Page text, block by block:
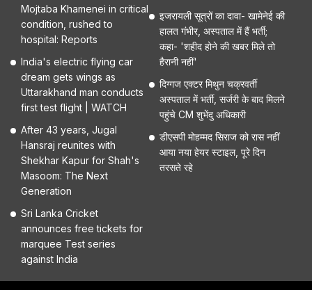
Mojtaba Khamenei in critical
condition, rushed to
hospital: Reports
India's electric flying car
dream gets wings as
Uttarakhand man conducts
first test flight | WATCH
After 43 years, Jugal
Hansraj reunites with
Shekhar Kapur for Shah's
Masoom: The Next
Generation
Sri Lanka Cricket
announces free tickets for
marquee Test series
against India
इजरायली सूत्रों का दावा- खामेनेई की
हालत गंभीर, अस्पताल में हैं भर्ती;
कहा- 'शहीद होने की खबर मिले तो
हैरानी नहीं'
दिग्गज एक्टर मिथुन चक्रवर्ती
अस्पताल में भर्ती, सर्जरी के बाद मिलने
पहुंचे CM शुभेंदु अधिकारी
डीएसपी मोहम्मद सिराज को रास नहीं
आया नया हेयर स्टाइल, पूरे दिन
तरसते रहे